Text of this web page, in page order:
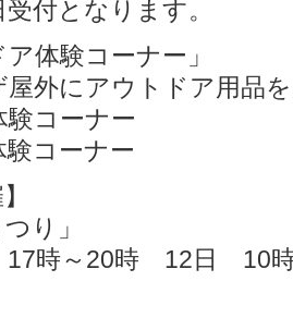
付となります。
ア体験コーナー」
屋外にアウトドア用品
コーナー
コーナー
り」
時～20時 12日 10